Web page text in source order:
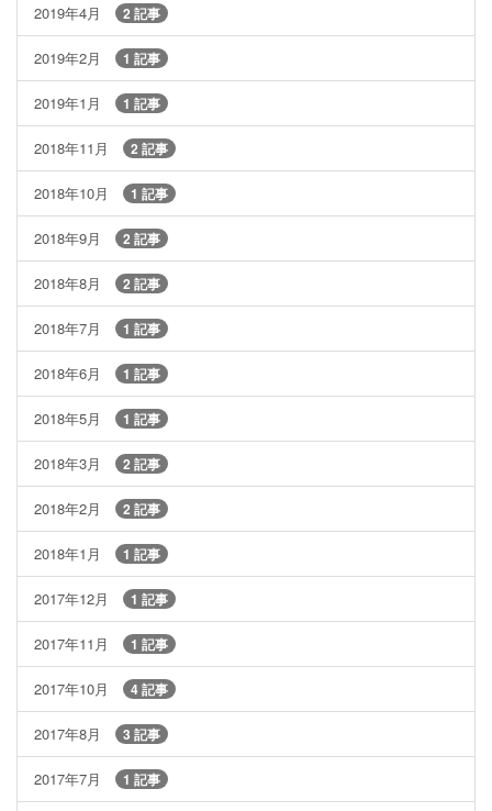
2019年4月 2 記事
2019年2月 1 記事
2019年1月 1 記事
2018年11月 2 記事
2018年10月 1 記事
2018年9月 2 記事
2018年8月 2 記事
2018年7月 1 記事
2018年6月 1 記事
2018年5月 1 記事
2018年3月 2 記事
2018年2月 2 記事
2018年1月 1 記事
2017年12月 1 記事
2017年11月 1 記事
2017年10月 4 記事
2017年8月 3 記事
2017年7月 1 記事